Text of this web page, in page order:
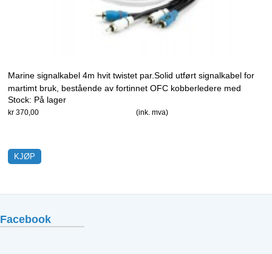
Marine signalkabel 4m hvit twistet par.Solid utført signalkabel for
martimt bruk, bestående av fortinnet OFC kobberledere med
polyetylendielektrisk kappe
Stock: På lager
kr 370,00 (ink. mva)
Facebook